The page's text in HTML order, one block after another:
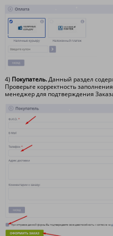
4) Покупатель.Данный раздел
Проверьте корректность
менеджер для подтверждения